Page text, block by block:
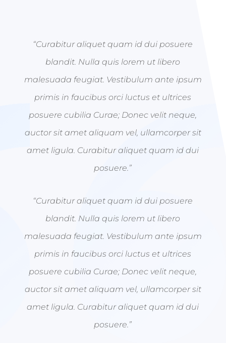
“Curabitur aliquet quam id dui posuere
blandit. Nulla quis lorem ut libero
malesuada feugiat. Vestibulum ante ipsum
primis in faucibus orci luctus et ultrices
posuere cubilia Curae; Donec velit neque,
auctor sit amet aliquam vel, ullamcorper sit
amet ligula. Curabitur aliquet quam id dui
posuere.”
“Curabitur aliquet quam id dui posuere
blandit. Nulla quis lorem ut libero
malesuada feugiat. Vestibulum ante ipsum
primis in faucibus orci luctus et ultrices
posuere cubilia Curae; Donec velit neque,
auctor sit amet aliquam vel, ullamcorper sit
amet ligula. Curabitur aliquet quam id dui
posuere.”